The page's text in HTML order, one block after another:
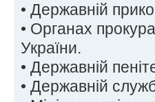
• Державній
• Органах
України.
• Державній
• Державній